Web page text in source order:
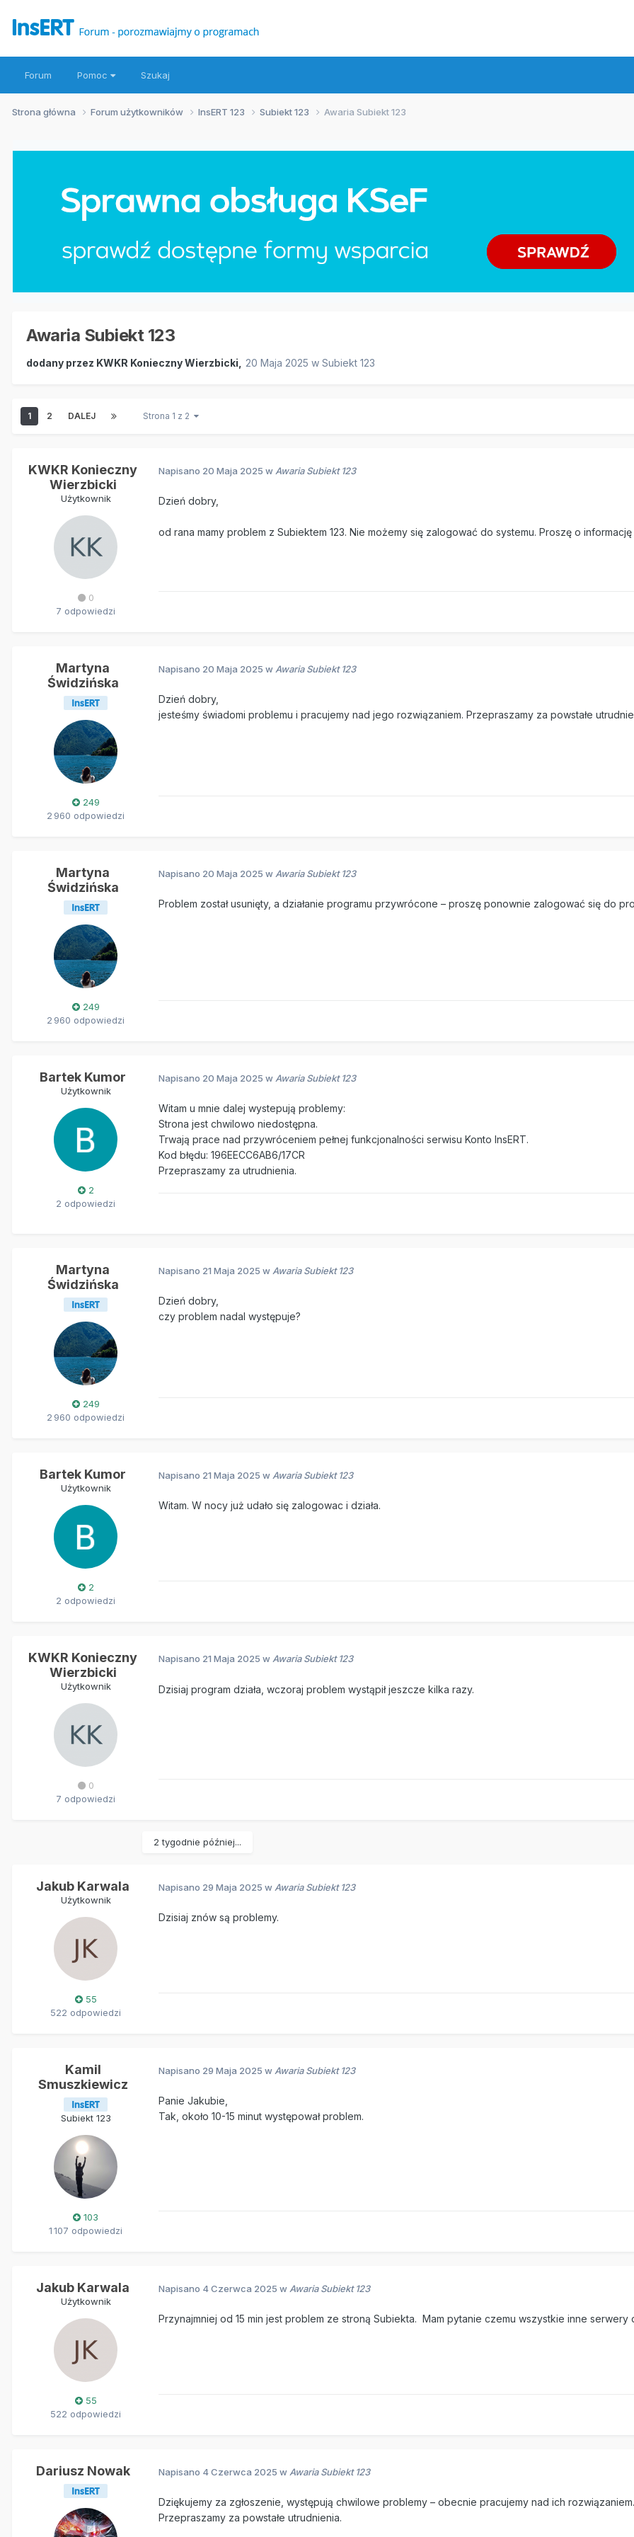
Forum Pomoc Szukaj
Strona główna Forum użytkowników InsERT 123 Subiekt 123 Awaria Subiekt 123
Awaria Subiekt 123
dodany przez KWKR Konieczny Wierzbicki 20 Maja 2025 w Subiekt 123
1 2 DALEJ Strona 1 z 2
KWKR Konieczny
Wierzbicki
Użytkownik
0
7 odpowiedzi
Napisano 20 Maja 2025 w Awaria Subiekt 123
Dzień dobry,
od rana mamy problem z Subiektem 123. Nie możemy się zalogować do systemu. Proszę o
Martyna
Świdzińska
249
2 960 odpowiedzi
Napisano 20 Maja 2025 w Awaria Subiekt 123
Dzień dobry,
jesteśmy świadomi problemu i pracujemy nad jego rozwiązaniem. Przepraszamy za powstałe
Martyna
Świdzińska
249
2 960 odpowiedzi
Napisano 20 Maja 2025 w Awaria Subiekt 123
Problem został usunięty, a działanie programu przywrócone – proszę ponownie zalogować się do
Bartek Kumor
Użytkownik
2
2 odpowiedzi
Napisano 20 Maja 2025 w Awaria Subiekt 123
Witam u mnie dalej wystepują problemy:
Strona jest chwilowo niedostępna.
Trwają prace nad przywróceniem pełnej funkcjonalności serwisu Konto InsERT.
Kod błędu: 196EECC6AB6/17CR
Przepraszamy za utrudnienia.
Martyna
Świdzińska
249
2 960 odpowiedzi
Napisano 21 Maja 2025 w Awaria Subiekt 123
Dzień dobry,
czy problem nadal występuje?
Bartek Kumor
Użytkownik
2
2 odpowiedzi
Napisano 21 Maja 2025 w Awaria Subiekt 123
Witam. W nocy już udało się zalogowac i działa.
KWKR Konieczny
Wierzbicki
Użytkownik
0
7 odpowiedzi
Napisano 21 Maja 2025 w Awaria Subiekt 123
Dzisiaj program działa, wczoraj problem wystąpił jeszcze kilka razy.
2 tygodnie później...
Jakub Karwala
Użytkownik
55
522 odpowiedzi
Napisano 29 Maja 2025 w Awaria Subiekt 123
Dzisiaj znów są problemy.
Kamil
Smuszkiewicz
Subiekt 123
103
1 107 odpowiedzi
Napisano 29 Maja 2025 w Awaria Subiekt 123
Panie Jakubie,
Tak, około 10-15 minut występował problem.
Jakub Karwala
Użytkownik
55
522 odpowiedzi
Napisano 4 Czerwca 2025 w Awaria Subiekt 123
Przynajmniej od 15 min jest problem ze stroną Subiekta. Mam pytanie czemu wszystkie inne
Dariusz Nowak Napisano 4 Czerwca 2025 w Awaria Subiekt 123
Dziękujemy za zgłoszenie, występują chwilowe problemy – obecnie pracujemy nad ich rozwiązaniem.
Przepraszamy za powstałe utrudnienia.